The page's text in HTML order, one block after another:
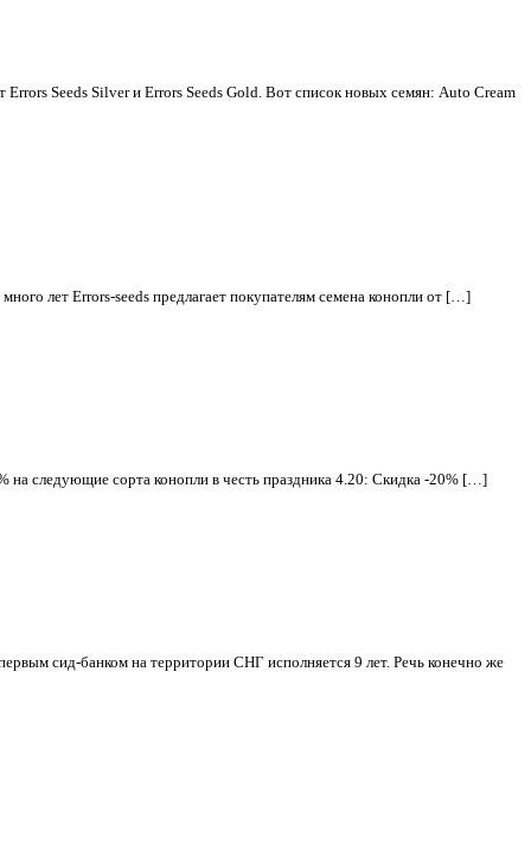
Errors Seeds Silver и Errors Seeds Gold. Вот список новых семян: Auto Cream
лет Errors-seeds предлагает покупателям семена конопли от […]
на следующие сорта конопли в честь праздника 4.20: Скидка -20% […]
сид-банком на территории СНГ исполняется 9 лет. Речь конечно же